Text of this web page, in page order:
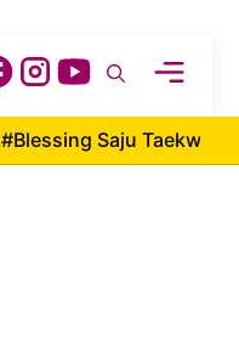
#Blessing Saju